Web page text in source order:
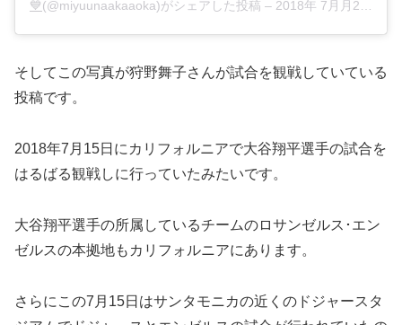
💙(@miyuunaakaaoka)がシェアした投稿 – 2018年 7月月21日午前6時13分PDT
そしてこの写真が狩野舞子さんが試合を観戦していている
投稿です。
2018年7月15日にカリフォルニアで大谷翔平選手の試合を
はるばる観戦しに行っていたみたいです。
大谷翔平選手の所属しているチームのロサンゼルス･エン
ゼルスの本拠地もカリフォルニアにあります。
さらにこの7月15日はサンタモニカの近くのドジャースタ